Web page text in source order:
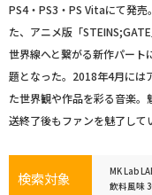
PS4・PS3・PS Vitaにて発
た、アニメ版「
世界線へと繋がる新作パー
題となった。2018年4月には
た世界観や作品を彩る音楽
送終了後もファンを魅了して
検索対象
MK Lab
飲料風味